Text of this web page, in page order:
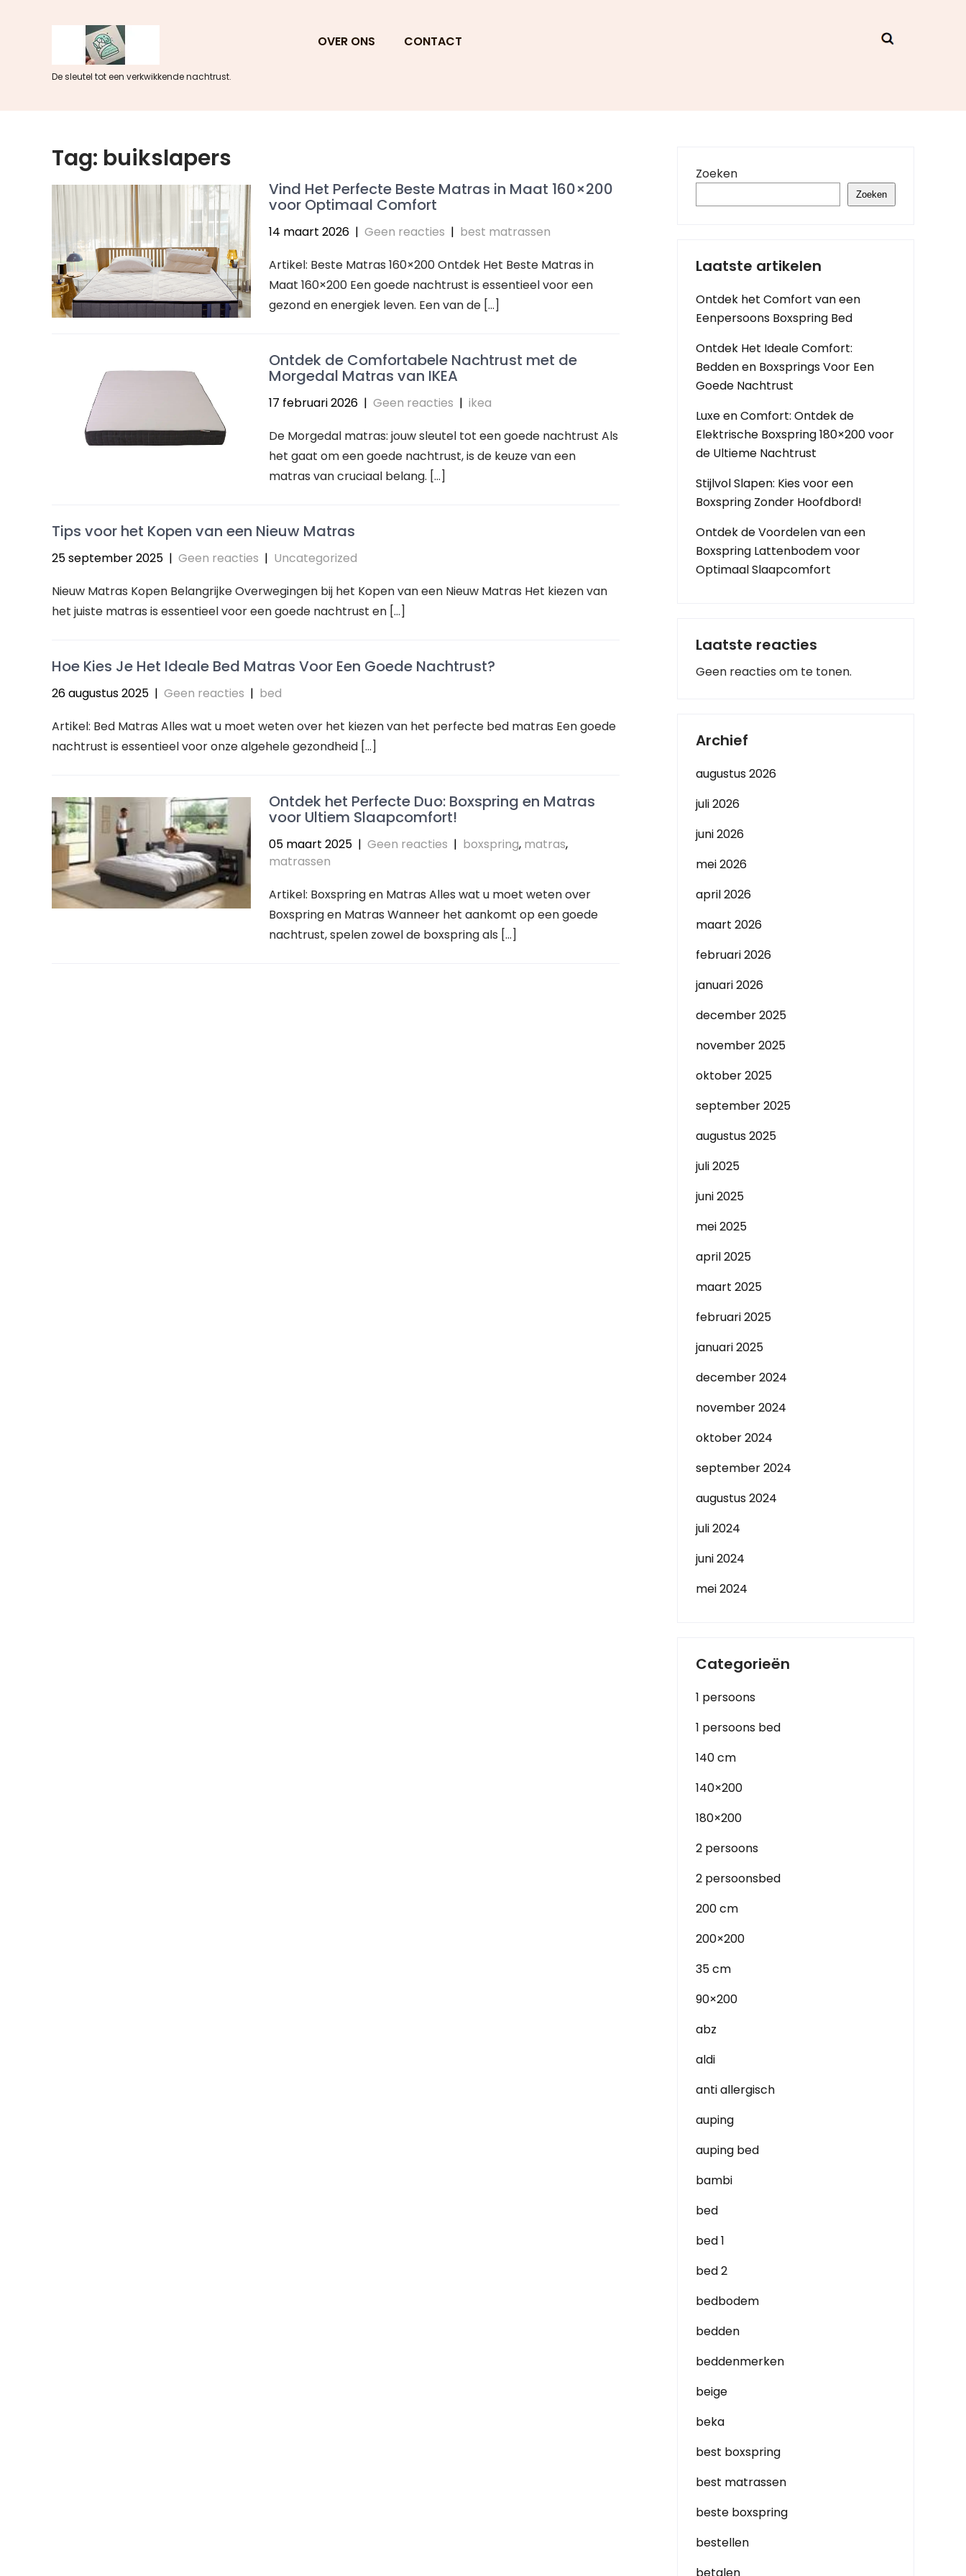
De sleutel tot een verkwikkende nachtrust.
OVER ONS CONTACT
Tag: buikslapers
Vind Het Perfecte Beste Matras in Maat 160×200
voor Optimaal Comfort
14 maart 2026 | Geen reacties | best matrassen
Artikel: Beste Matras 160×200 Ontdek Het Beste Matras in
Maat 160×200 Een goede nachtrust is essentieel voor een
gezond en energiek leven. Een van de […]
Ontdek de Comfortabele Nachtrust met de
Morgedal Matras van IKEA
17 februari 2026 | Geen reacties | ikea
De Morgedal matras: jouw sleutel tot een goede nachtrust Als
het gaat om een goede nachtrust, is de keuze van een
matras van cruciaal belang. […]
Tips voor het Kopen van een Nieuw Matras
25 september 2025 | Geen reacties | Uncategorized
Nieuw Matras Kopen Belangrijke Overwegingen bij het Kopen van een Nieuw Matras Het kiezen van
het juiste matras is essentieel voor een goede nachtrust en […]
Hoe Kies Je Het Ideale Bed Matras Voor Een Goede Nachtrust?
26 augustus 2025 | Geen reacties | bed
Artikel: Bed Matras Alles wat u moet weten over het kiezen van het perfecte bed matras Een goede
nachtrust is essentieel voor onze algehele gezondheid […]
Ontdek het Perfecte Duo: Boxspring en Matras
voor Ultiem Slaapcomfort!
05 maart 2025 | Geen reacties | boxspring, matras,
matrassen
Artikel: Boxspring en Matras Alles wat u moet weten over
Boxspring en Matras Wanneer het aankomt op een goede
nachtrust, spelen zowel de boxspring als […]
Zoeken
Zoeken
Laatste artikelen
Ontdek het Comfort van een
Eenpersoons Boxspring Bed
Ontdek Het Ideale Comfort:
Bedden en Boxsprings Voor Een
Goede Nachtrust
Luxe en Comfort: Ontdek de
Elektrische Boxspring 180×200 voor
de Ultieme Nachtrust
Stijlvol Slapen: Kies voor een
Boxspring Zonder Hoofdbord!
Ontdek de Voordelen van een
Boxspring Lattenbodem voor
Optimaal Slaapcomfort
Laatste reacties
Geen reacties om te tonen.
Archief
augustus 2026
juli 2026
juni 2026
mei 2026
april 2026
maart 2026
februari 2026
januari 2026
december 2025
november 2025
oktober 2025
september 2025
augustus 2025
juli 2025
juni 2025
mei 2025
april 2025
maart 2025
februari 2025
januari 2025
december 2024
november 2024
oktober 2024
september 2024
augustus 2024
juli 2024
juni 2024
mei 2024
Categorieën
1 persoons
1 persoons bed
140 cm
140×200
180×200
2 persoons
2 persoonsbed
200 cm
200×200
35 cm
90×200
abz
aldi
anti allergisch
auping
auping bed
bambi
bed
bed 1
bed 2
bedbodem
bedden
beddenmerken
beige
beka
best boxspring
best matrassen
beste boxspring
bestellen